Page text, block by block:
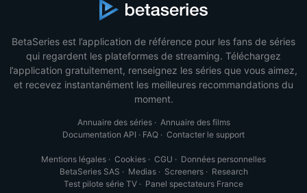
BetaSeries est l’application de référence pour les fans de séries
qui regardent les plateformes de streaming. Téléchargez
l’application gratuitement, renseignez les séries que vous aimez,
et recevez instantanément les meilleures recommandations du
moment.
Annuaire des séries· Annuaire des films
Documentation API · FAQ · Contacter le support
Mentions légales · Cookies · CGU · Données personnelles
BetaSeries SAS · Medias· Screeners· Research
Test pilote série TV · Panel spectateurs France